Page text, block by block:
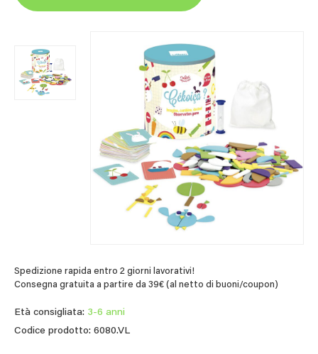
Spedizione rapida entro 2 giorni lavorativi!
Consegna gratuita a partire da 39€ (al netto di buoni/coupon)
Età consigliata: 3-6 anni
Codice prodotto: 6080.VL